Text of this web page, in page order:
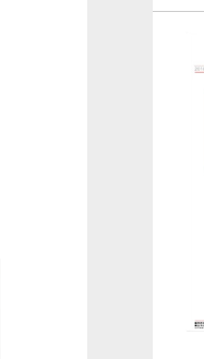
云
世
美